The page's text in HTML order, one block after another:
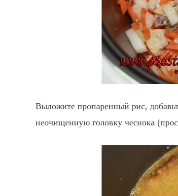
Выложите пропаренный рис,
неочищенную головку чеснока